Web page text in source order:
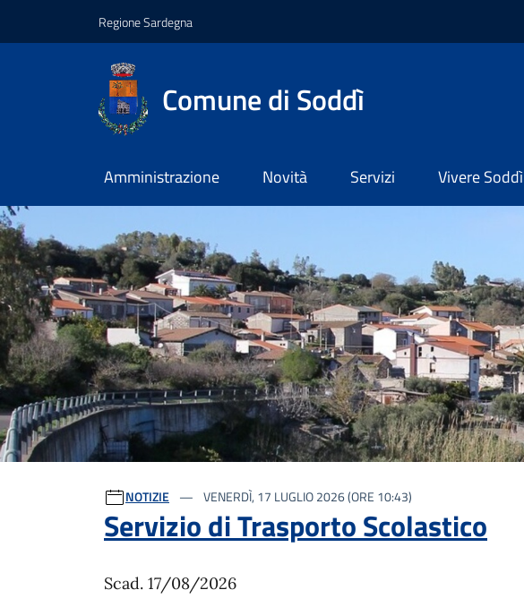
Regione Sardegna
Comune di Soddì
Amministrazione Novità Servizi Vivere Soddì
Ultime notizie
NOTIZIE VENERDÌ, 17 LUGLIO 2026 (ORE 10:43)
Servizio di Trasporto Scolastico
Scad. 17/08/2026